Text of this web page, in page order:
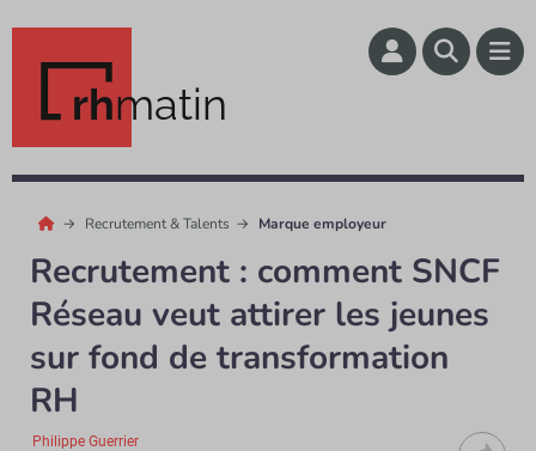
rhmatin
Recrutement & Talents Marque employeur
Recrutement : comment SNCF
Réseau veut attirer les jeunes
sur fond de transformation
RH
Philippe Guerrier